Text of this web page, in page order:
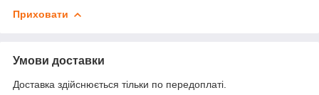
Приховати
Умови доставки
Доставка здійснюється тільки по передоплаті.